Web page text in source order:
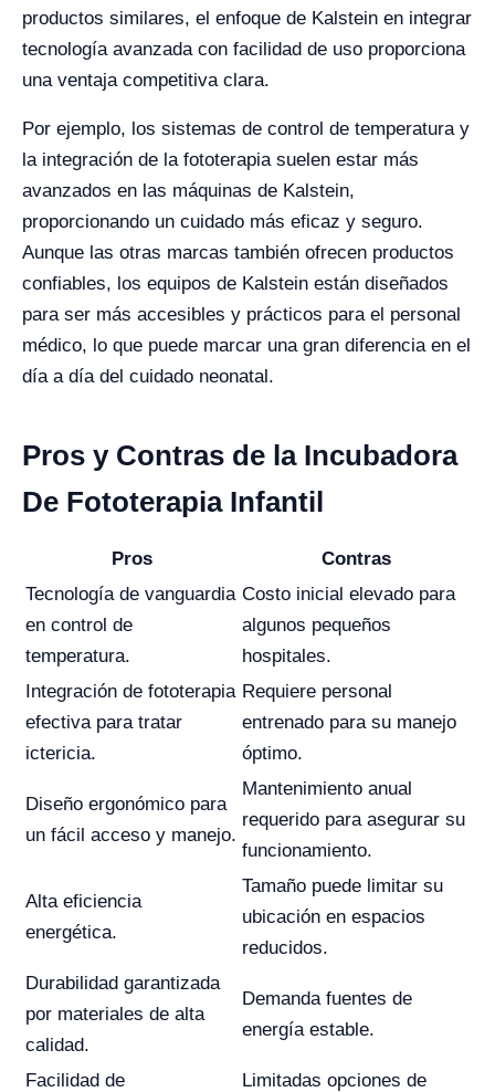
productos similares, el enfoque de Kalstein en integrar
tecnología avanzada con facilidad de uso proporciona
una ventaja competitiva clara.
Por ejemplo, los sistemas de control de temperatura y
la integración de la fototerapia suelen estar más
avanzados en las máquinas de Kalstein,
proporcionando un cuidado más eficaz y seguro.
Aunque las otras marcas también ofrecen productos
confiables, los equipos de Kalstein están diseñados
para ser más accesibles y prácticos para el personal
médico, lo que puede marcar una gran diferencia en el
día a día del cuidado neonatal.
Pros y Contras de la Incubadora
De Fototerapia Infantil
Pros
Contras
Tecnología de vanguardia
en control de
temperatura.
Costo inicial elevado para
algunos pequeños
hospitales.
Integración de fototerapia
efectiva para tratar
ictericia.
Requiere personal
entrenado para su manejo
óptimo.
Diseño ergonómico para
un fácil acceso y manejo.
Mantenimiento anual
requerido para asegurar su
funcionamiento.
Alta eficiencia
energética.
Tamaño puede limitar su
ubicación en espacios
reducidos.
Durabilidad garantizada
por materiales de alta
calidad.
Demanda fuentes de
energía estable.
Facilidad de
Limitadas opciones de